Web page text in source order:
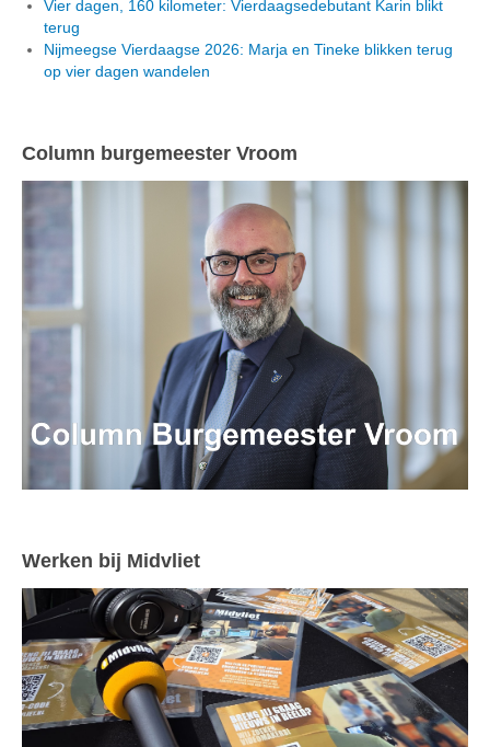
Vier dagen, 160 kilometer: Vierdaagsedebutant Karin blikt
terug
Nijmeegse Vierdaagse 2026: Marja en Tineke blikken terug
op vier dagen wandelen
Column burgemeester Vroom
Werken bij Midvliet